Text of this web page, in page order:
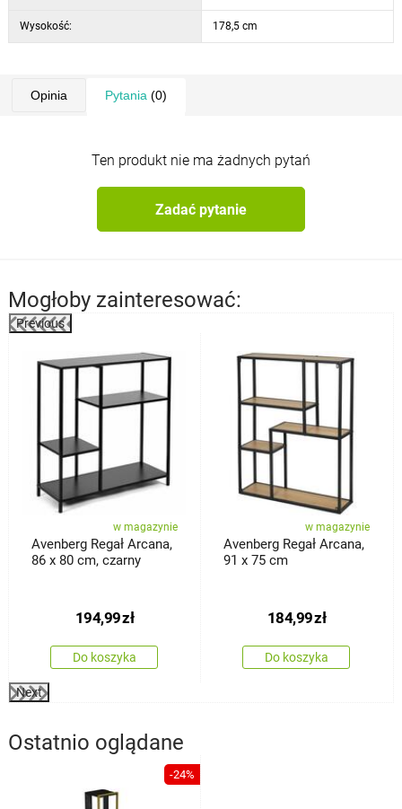
Wysokość: 178,5 cm
Opinia Pytania (0)
Ten produkt nie ma żadnych pytań
Zadać pytanie
Mogłoby zainteresować:
Previous
w magazynie
Avenberg Regał Arcana,
86 x 80 cm, czarny
194,99zł
Do koszyka
w magazynie
Avenberg Regał Arcana,
91 x 75 cm
184,99zł
Do koszyka
Next
Ostatnio oglądane
-24%